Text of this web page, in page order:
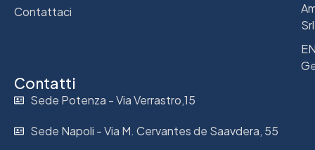
Contattaci
Srl
Contatti
Sede Potenza - Via Verrastro,15
Sede Napoli - Via M. Cervantes de Saavdera, 55